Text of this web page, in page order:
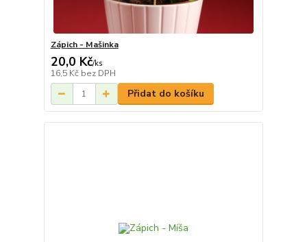
Zápich - Mašinka
20,0 Kč/ks
16,5 Kč bez DPH
Přidat do košíku